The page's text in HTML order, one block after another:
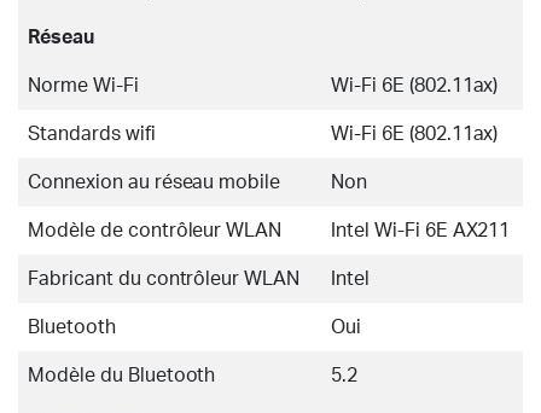
Réseau
Norme Wi-Fi Wi-Fi 6E (802.11ax)
Standards wifi Wi-Fi 6E (802.11ax)
Connexion au réseau mobile Non
Modèle de contrôleur WLAN Intel Wi-Fi 6E AX211
Fabricant du contrôleur WLAN Intel
Bluetooth Oui
Modèle du Bluetooth 5.2